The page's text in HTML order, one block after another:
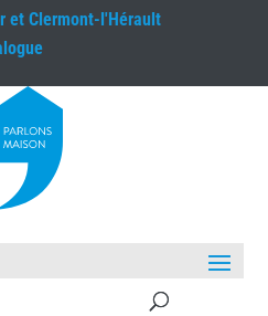
et Clermont-l'Hérault